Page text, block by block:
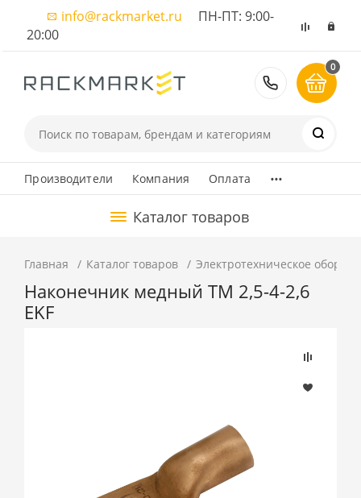
info@rackmarket.ru ПН-ПТ: 9:00-
20:00
8 (495)
0
Производители Компания Оплата ...
Каталог товаров
Главная Каталог товаров Электротехническое
Наконечник медный ТМ 2,5-4-2,6
EKF